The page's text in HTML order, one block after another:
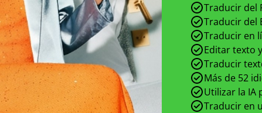
Traducir del
Traducir del
Traducir en
Editar texto
Traducir
Más de 52
Utilizar la IA
Traducir en